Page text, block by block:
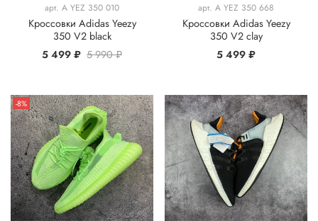
арт. A YEZ 350 010
Кроссовки Adidas Yeezy
350 V2 black
5 499 ₽ 5 990 ₽
арт. A YEZ 350 668
Кроссовки Adidas Yeezy
350 V2 clay
5 499 ₽
-8%